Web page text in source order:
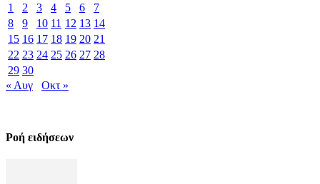
1
2 3 4 5 6
7
8
9 10 11 12 13 14
15 16 17 18 19 20 21
22 23 24 25 26 27 28
29 30
« Αυγ
Οκτ »
Ροή ειδήσεων